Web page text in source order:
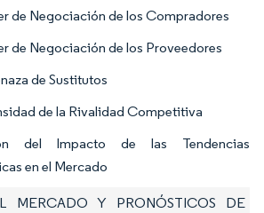
de Negociación de los Compradores
de Negociación de los Proveedores
de Sustitutos
de la Rivalidad Competitiva
del Impacto de las Tendencias
en el Mercado
MERCADO Y PRONÓSTICOS DE